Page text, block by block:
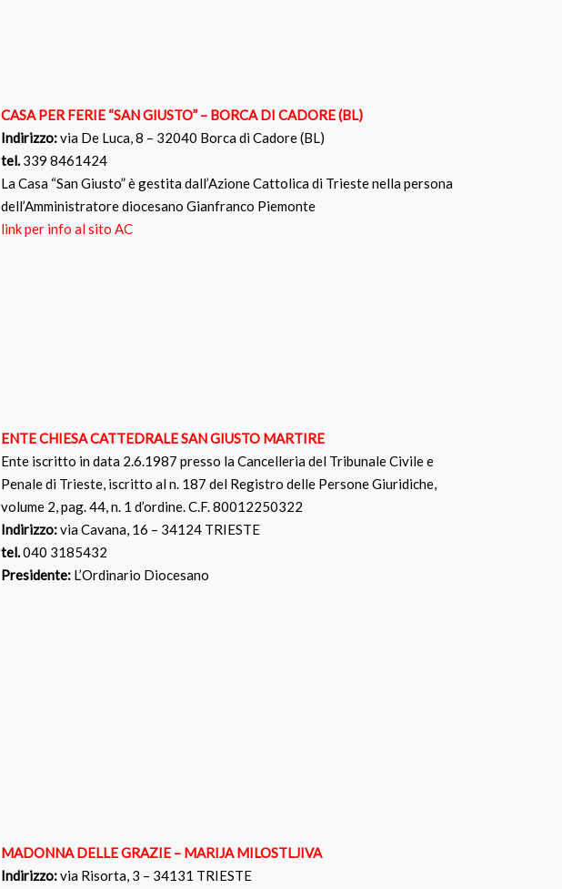
CASA PER FERIE “SAN GIUSTO” – BORCA DI CADORE (BL)
Indirizzo:via De Luca, 8 – 32040 Borca di Cadore (BL)
tel.339 8461424
La Casa “San Giusto” è gestita dall’Azione Cattolica di Trieste nella persona
dell’Amministratore diocesano Gianfranco Piemonte
link per info al sito AC
ENTE CHIESA CATTEDRALE SAN GIUSTO MARTIRE
Ente iscritto in data 2.6.1987 presso la Cancelleria del Tribunale Civile e
Penale di Trieste, iscritto al n. 187 del Registro delle Persone Giuridiche,
volume 2, pag. 44, n. 1 d’ordine. C.F. 80012250322
Indirizzo:via Cavana, 16 – 34124 TRIESTE
tel.040 3185432
Presidente: L’Ordinario Diocesano
MADONNA DELLE GRAZIE – MARIJA MILOSTLJIVA
Indirizzo:via Risorta, 3 – 34131 TRIESTE